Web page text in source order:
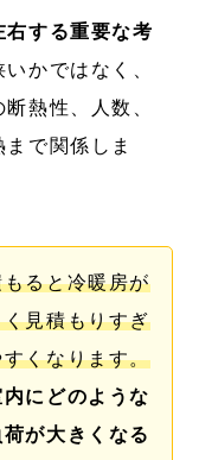
右する重要な考
かではなく、
熱性、人数、
で関係しま
ると冷暖房が
見積もりすぎ
くなります。
内にどのような
が大きくなる